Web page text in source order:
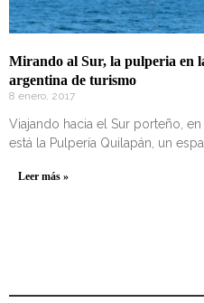
Mirando al Sur, la pulperia en
argentina de turismo
8 enero, 2017
Viajando hacia el Sur porteño,
está la Pulpería Quilapán, un
Leer más »